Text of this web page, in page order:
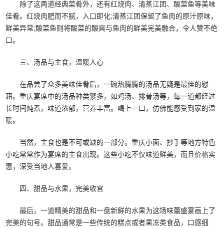
除了这两道经典菜肴外，还有红烧肉、清蒸江团、酸菜鱼等美味
佳肴。红烧肉肥而不腻，入口即化;清蒸江团保留了鱼肉的原汁原味，
鲜美异常;酸菜鱼则将酸菜的酸爽与鱼肉的鲜美完美融合，令人赞不绝
口。
三、汤品与主食，温暖人心
在品尝了众多美味佳肴后，一碗热腾腾的汤品无疑是最佳的慰
藉。重庆宴席中的汤品种类繁多，如鸡汤、排骨汤等，每一道都经过
长时间炖煮，味道浓郁，营养丰富。喝上一口，仿佛能感受到家的温
暖。
当然，主食也是不可或缺的一部分。重庆小面、抄手等地方特色
小吃常常作为宴席的主食出现。这些小吃不仅味道鲜美，而且价格实
惠，深受当地人喜爱。
四、甜品与水果，完美收官
最后，一道精美的甜品和一盘新鲜的水果为这场味蕾盛宴画上了
完美的句号。甜品通常是一些传统的糕点或者果冻类食品，口感细